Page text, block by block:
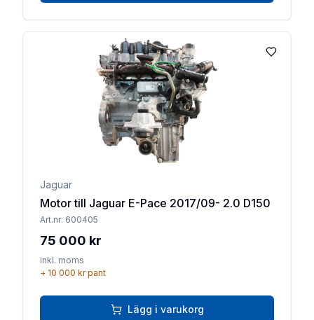
Lägg till
Jaguar
Motor till Jaguar E-Pace 2017/09- 2.0 D150
Art.nr: 600405
75 000 kr
inkl. moms
+ 10 000 krpant
Lägg i varukorg